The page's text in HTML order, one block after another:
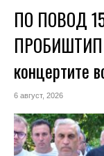
ПО ПОВОД
ПРОБИШТИП
концертите
6 август, 2026